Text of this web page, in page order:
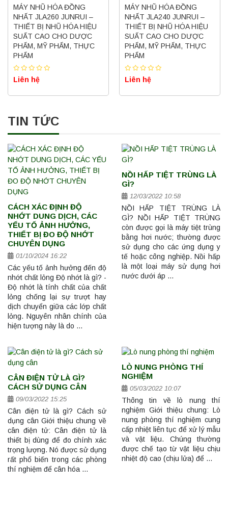
MÁY NHŨ HÓA ĐỒNG
NHẤT JLA260 JUNRUI –
THIẾT BỊ NHŨ HÓA HIỆU
SUẤT CAO CHO DƯỢC
PHẨM, MỸ PHẨM, THỰC
PHẨM
Liên hệ
MÁY NHŨ HÓA ĐỒNG
NHẤT JLA240 JUNRUI –
THIẾT BỊ NHŨ HÓA HIỆU
SUẤT CAO CHO DƯỢC
PHẨM, MỸ PHẨM, THỰC
PHẨM
Liên hệ
TIN TỨC
CÁCH XÁC ĐỊNH ĐỘ
NHỚT DUNG DỊCH, CÁC
YẾU TỐ ẢNH HƯỞNG,
THIẾT BỊ ĐO ĐỘ NHỚT
CHUYÊN DỤNG
01/10/2024 16:22
Các yếu tố ảnh hưởng đến độ
nhớt chất lỏng Độ nhớt là gì? -
Độ nhớt là tính chất của chất
lỏng chống lại sự trượt hay
dịch chuyển giữa các lớp chất
lỏng. Nguyên nhân chính của
hiện tượng này là do …
NỒI HẤP TIỆT TRÙNG LÀ
GÌ?
12/03/2022 10:58
NỒI HẤP TIỆT TRÙNG LÀ
GÌ? NỒI HẤP TIỆT TRÙNG
còn được gọi là máy tiệt trùng
bằng hơi nước; thường được
sử dụng cho các ứng dụng y
tế hoặc công nghiệp. Nồi hấp
là một loại máy sử dụng hơi
nước dưới áp …
CÂN ĐIỆN TỬ LÀ GÌ?
CÁCH SỬ DỤNG CÂN
09/03/2022 15:25
Cân điện tử là gì? Cách sử
dụng cân Giới thiệu chung về
cân điện tử: Cân điện tử là
thiết bị dùng để đo chính xác
trọng lượng. Nó được sử dụng
rất phổ biến trong các phòng
thí nghiệm để cân hóa …
LÒ NUNG PHÒNG THÍ
NGHIỆM
05/03/2022 10:07
Thông tin về lò nung thí
nghiệm Giới thiệu chung: Lò
nung phòng thí nghiệm cung
cấp nhiệt liên tục để xử lý mẫu
và vật liệu. Chúng thường
được chế tạo từ vật liệu chịu
nhiệt độ cao (chịu lửa) để …